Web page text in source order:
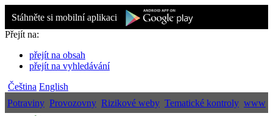
Stáhněte si mobilní aplikaci
Přejít na:
přejít na obsah
přejít na vyhledávání
Čeština English
Potraviny Provozovny Rizikové weby Tematické kontroly www